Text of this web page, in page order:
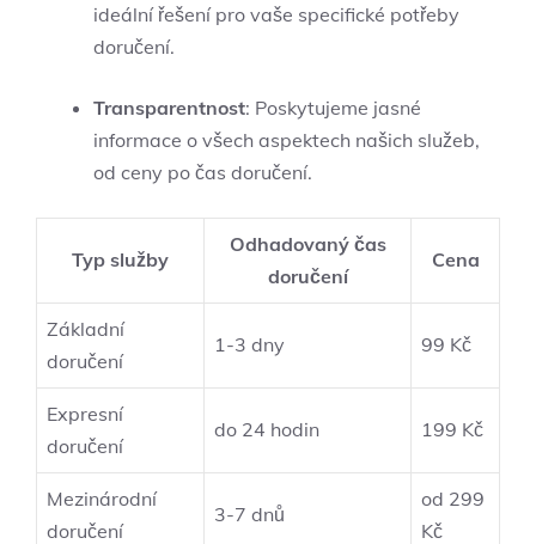
ideální řešení⁢ pro vaše specifické potřeby⁣
doručení.
Transparentnost: Poskytujeme jasné
informace‌ o všech aspektech našich služeb,
od ceny po ​čas doručení.
Typ služby
Odhadovaný čas
doručení
Cena
Základní
doručení
1-3 dny 99 Kč
Expresní
doručení
do 24 hodin 199⁣ Kč
Mezinárodní
doručení
3-7 dnů
od 299
Kč